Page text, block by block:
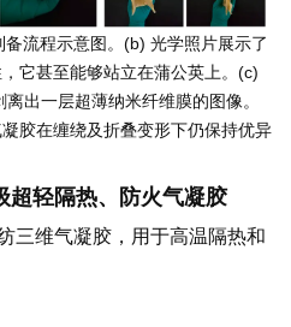
流程示意图。 (b) 光学照片展示了
它甚至能够站立在蒲公英上。 (c)
出一层超薄纳米纤维膜的图像。
胶在缠绕及折叠变形下仍保持优异
超轻隔热、防火气凝胶
三维气凝胶，用于高温隔热和